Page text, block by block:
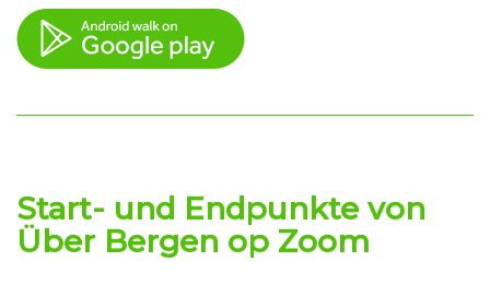
Start- und Endpunkte von
Über Bergen op Zoom